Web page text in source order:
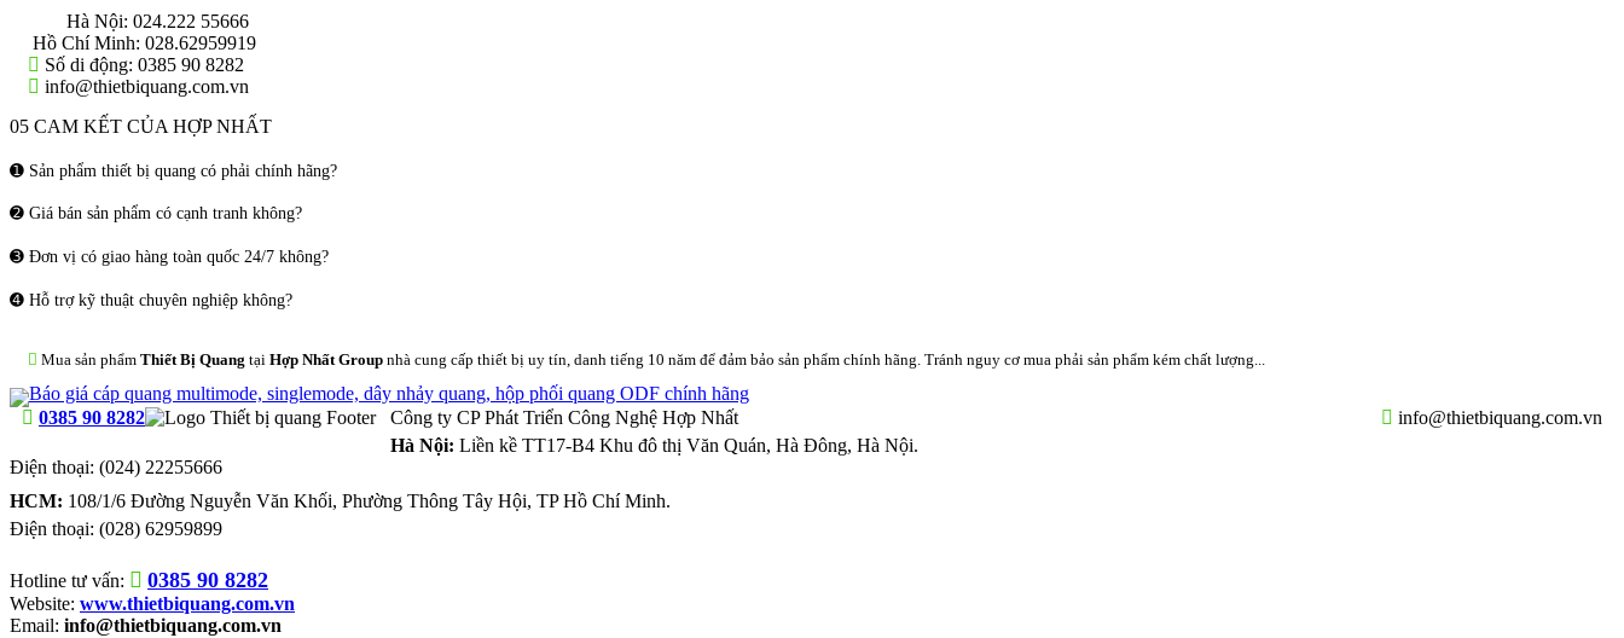
Hà Nội: 024.222 55666
Hồ Chí Minh: 028.62959919
Số di động: 0385 90 8282
info@thietbiquang.com.vn
05 CAM KẾT CỦA HỢP NHẤT
➊ Sản phẩm thiết bị quang có phải chính hãng?
➋ Giá bán sản phẩm có cạnh tranh không?
➌ Đơn vị có giao hàng toàn quốc 24/7 không?
➍ Hỗ trợ kỹ thuật chuyên nghiệp không?
Mua sản phẩm Thiết Bị Quang tại Hợp Nhất Group nhà cung cấp thiết bị uy tín, danh tiếng 10 năm để đảm bảo sản phẩm chính hãng. Tránh nguy cơ mua phải sản phẩm kém chất lượng...
0385 90 8282 info@thietbiquang.com.vn
Công ty CP Phát Triển Công Nghệ Hợp Nhất
Hà Nội: Liền kề TT17-B4 Khu đô thị Văn Quán, Hà Đông, Hà Nội.
Điện thoại: (024) 22255666
HCM: 108/1/6 Đường Nguyễn Văn Khối, Phường Thông Tây Hội, TP Hồ Chí Minh.
Điện thoại: (028) 62959899
Hotline tư vấn: 0385 90 8282
Website: www.thietbiquang.com.vn
Email: info@thietbiquang.com.vn